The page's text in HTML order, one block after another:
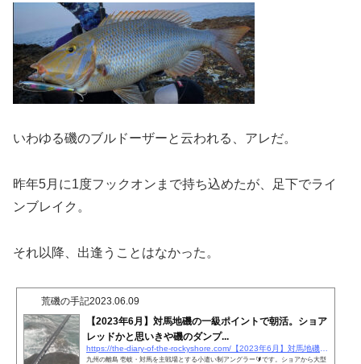
いわゆる磯のブルドーザーと云われる、アレだ。
昨年5月に1度フックオンまで持ち込めたが、足下でライ
ンブレイク。
それ以降、出逢うことはなかった。
荒磯の手記2023.06.09
【2023年6月】対馬地磯の一級ポイントで朝活。ショア
レッドかと思いきや磯のダンプ...
九州の離島 壱岐・対馬を主戦場とする小遣い制アングラー🔰です。ショアから大型